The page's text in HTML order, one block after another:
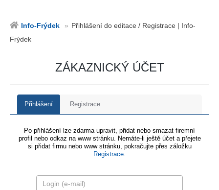
Info-Frýdek
Přihlášení do editace / Registrace | Info-
Frýdek
ZÁKAZNICKÝ ÚČET
Přihlášení Registrace
Po přihlášení lze zdarma upravit, přidat nebo smazat firemní
profil nebo odkaz na www stránku. Nemáte-li ještě účet a přejete
si přidat firmu nebo www stránku, pokračujte přes záložku
Registrace.